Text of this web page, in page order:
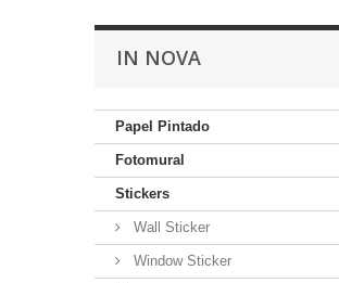
IN NOVA
Papel Pintado
Fotomural
Stickers
Wall Sticker
Window Sticker